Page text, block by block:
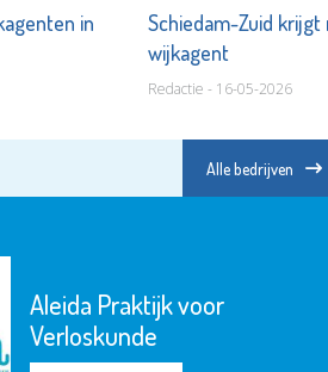
in
Schiedam-Zuid krijgt
wijkagent
Redactie - 16-05-2026
Alle bedrijven
Aleida Praktijk voor
Verloskunde